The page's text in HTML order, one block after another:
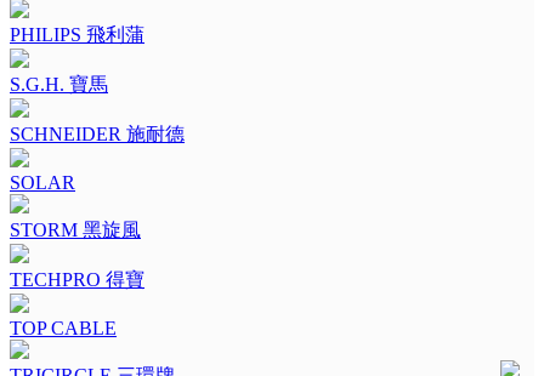
PHILIPS 飛利蒲
S.G.H. 寶馬
SCHNEIDER 施耐德
SOLAR
STORM 黑旋風
TECHPRO 得寶
TOP CABLE